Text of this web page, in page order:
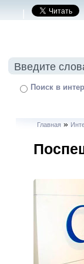
|
Поиск в
Главная »